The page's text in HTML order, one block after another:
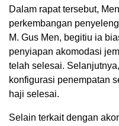
Dalam rapat tersebut,
perkembangan
M. Gus Men, begitiu ia
penyiapan akomodasi
telah selesai.
konfigurasi penempatan
haji selesai.
Selain terkait dengan